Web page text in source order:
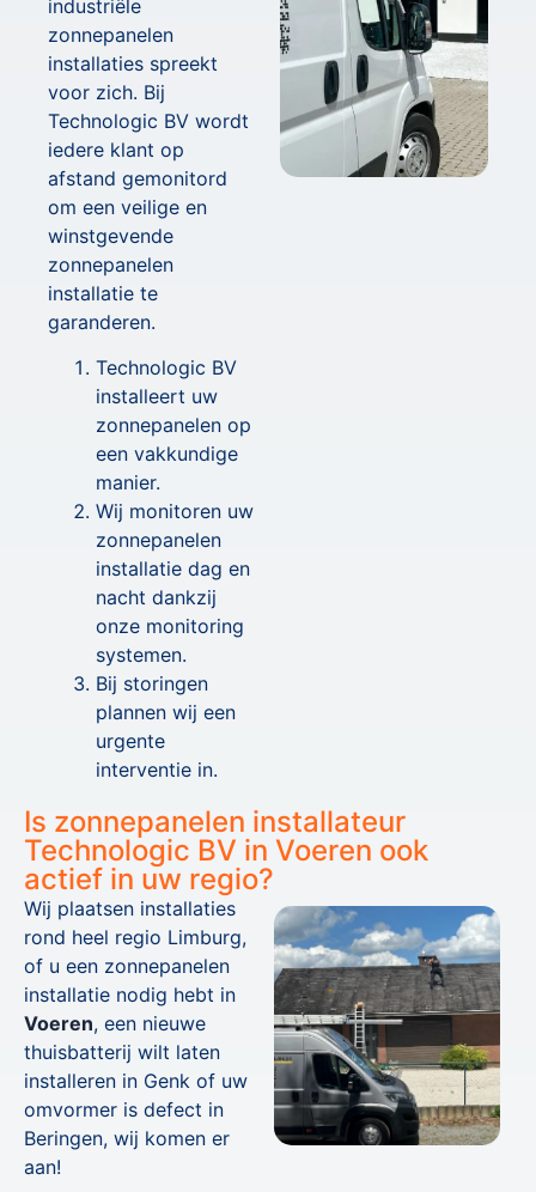
industriële
zonnepanelen
installaties spreekt
voor zich. Bij
Technologic BV wordt
iedere klant op
afstand gemonitord
om een veilige en
winstgevende
zonnepanelen
installatie te
garanderen.
Technologic BV
installeert uw
zonnepanelen op
een vakkundige
manier.
Wij monitoren uw
zonnepanelen
installatie dag en
nacht dankzij
onze monitoring
systemen.
Bij storingen
plannen wij een
urgente
interventie in.
Is zonnepanelen installateur
Technologic BV in Voeren ook
actief in uw regio?
Wij plaatsen installaties
rond heel regio Limburg,
of u een zonnepanelen
installatie nodig hebt in
Voeren, een nieuwe
thuisbatterij wilt laten
installeren in Genk of uw
omvormer is defect in
Beringen, wij komen er
aan!